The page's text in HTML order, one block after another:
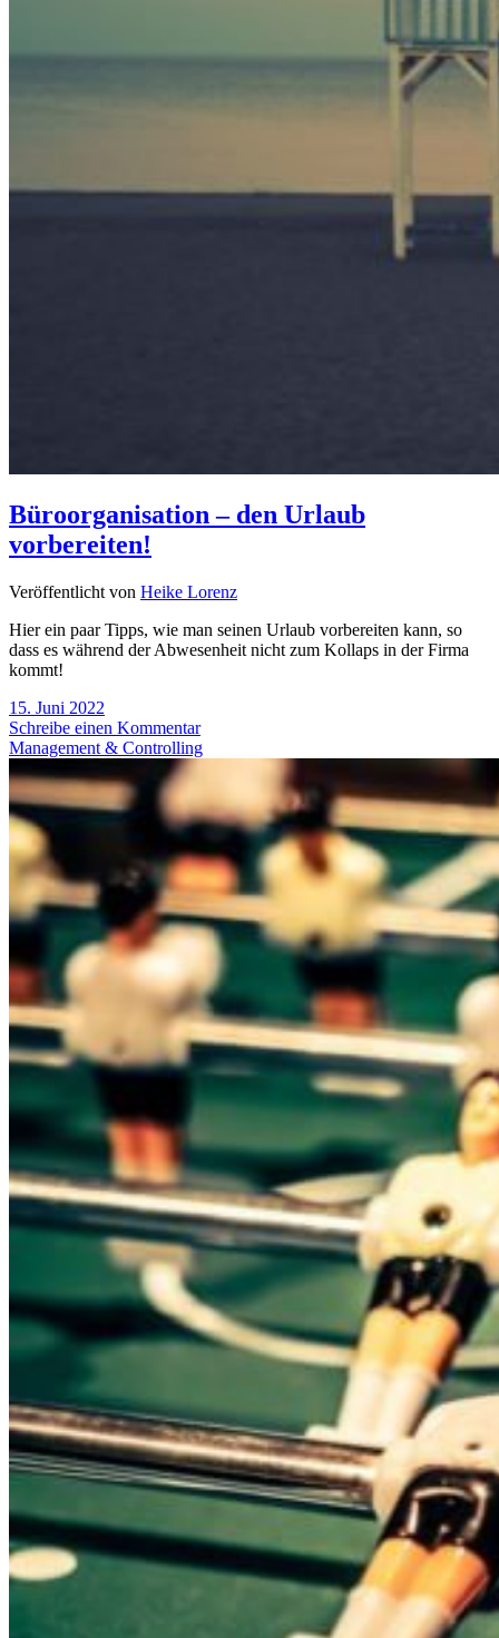
Büroorganisation – den Urlaub
vorbereiten!
Veröffentlicht von Heike Lorenz
Hier ein paar Tipps, wie man seinen Urlaub vorbereiten kann, so
dass es während der Abwesenheit nicht zum Kollaps in der Firma
kommt!
15. Juni 2022
Schreibe einen Kommentar
Management & Controlling